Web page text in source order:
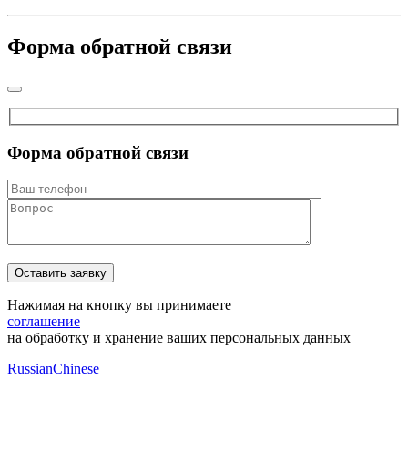
Форма обратной связи
Форма обратной связи
Нажимая на кнопку вы принимаете
соглашение
на обработку и хранение ваших персональных данных
RussianChinese